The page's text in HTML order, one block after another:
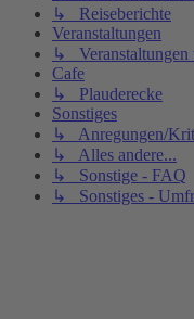
↳ Reiseberichte
Veranstaltungen
↳ Veranstaltungen
Cafe
↳ Plauderecke
Sonstiges
↳ Anregungen/
↳ Alles andere...
↳ Sonstige - FAQ
↳ Sonstiges -